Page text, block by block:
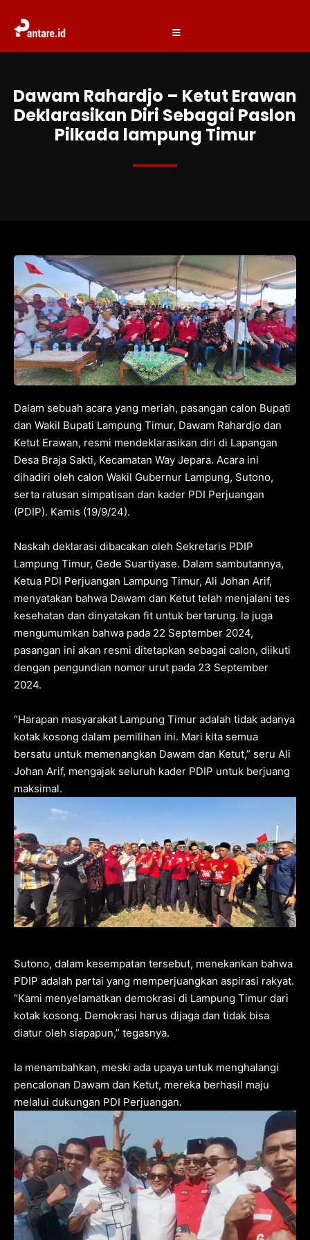
Dawam Rahardjo – Ketut Erawan
Deklarasikan Diri Sebagai Paslon
Pilkada lampung Timur
Dalam sebuah acara yang meriah, pasangan calon Bupati
dan Wakil Bupati Lampung Timur, Dawam Rahardjo dan
Ketut Erawan, resmi mendeklarasikan diri di Lapangan
Desa Braja Sakti, Kecamatan Way Jepara. Acara ini
dihadiri oleh calon Wakil Gubernur Lampung, Sutono,
serta ratusan simpatisan dan kader PDI Perjuangan
(PDIP). Kamis (19/9/24).
Naskah deklarasi dibacakan oleh Sekretaris PDIP
Lampung Timur, Gede Suartiyase. Dalam sambutannya,
Ketua PDI Perjuangan Lampung Timur, Ali Johan Arif,
menyatakan bahwa Dawam dan Ketut telah menjalani tes
kesehatan dan dinyatakan fit untuk bertarung. la juga
mengumumkan bahwa pada 22 September 2024,
pasangan ini akan resmi ditetapkan sebagai calon, diikuti
dengan pengundian nomor urut pada 23 September
2024.
“Harapan masyarakat Lampung Timur adalah tidak adanya
kotak kosong dalam pemilihan ini. Mari kita semua
bersatu untuk memenangkan Dawam dan Ketut,” seru Ali
Johan Arif, mengajak seluruh kader PDIP untuk berjuang
maksimal.
Sutono, dalam kesempatan tersebut, menekankan bahwa
PDIP adalah partai yang memperjuangkan aspirasi rakyat.
“Kami menyelamatkan demokrasi di Lampung Timur dari
kotak kosong. Demokrasi harus dijaga dan tidak bisa
diatur oleh siapapun,” tegasnya.
Ia menambahkan, meski ada upaya untuk menghalangi
pencalonan Dawam dan Ketut, mereka berhasil maju
melalui dukungan PDI Perjuangan.